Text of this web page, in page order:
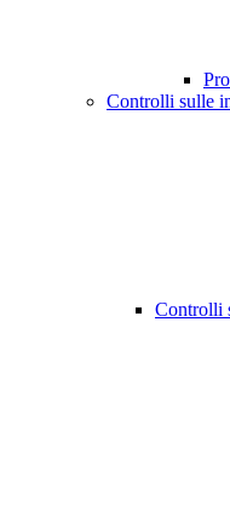
Controlli sulle
Controlli